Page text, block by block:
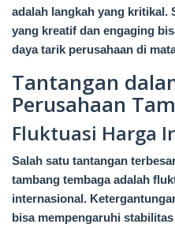
adalah langkah yang kritikal.
yang kreatif dan engaging
daya tarik perusahaan di
Tantangan
Perusahaan
Fluktuasi Harga
Salah satu tantangan
tambang tembaga adalah
internasional.
bisa mempengaruhi